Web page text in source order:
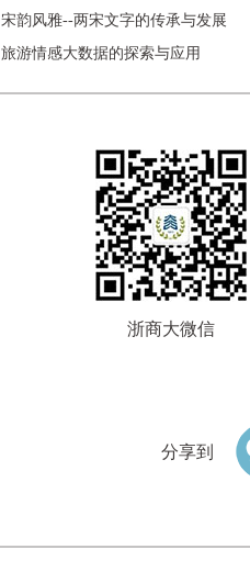
宋韵风雅--两宋文字的传承与发展
旅游情感大数据的探索与应用
浙商大微信
分享到